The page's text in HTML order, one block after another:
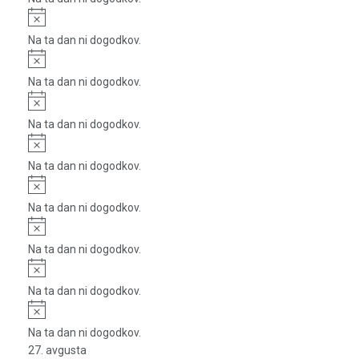
Notice
Na ta dan ni dogodkov.
Notice
Na ta dan ni dogodkov.
Notice
Na ta dan ni dogodkov.
Notice
Na ta dan ni dogodkov.
Notice
Na ta dan ni dogodkov.
Notice
Na ta dan ni dogodkov.
Notice
Na ta dan ni dogodkov.
Notice
Na ta dan ni dogodkov.
27. avgusta